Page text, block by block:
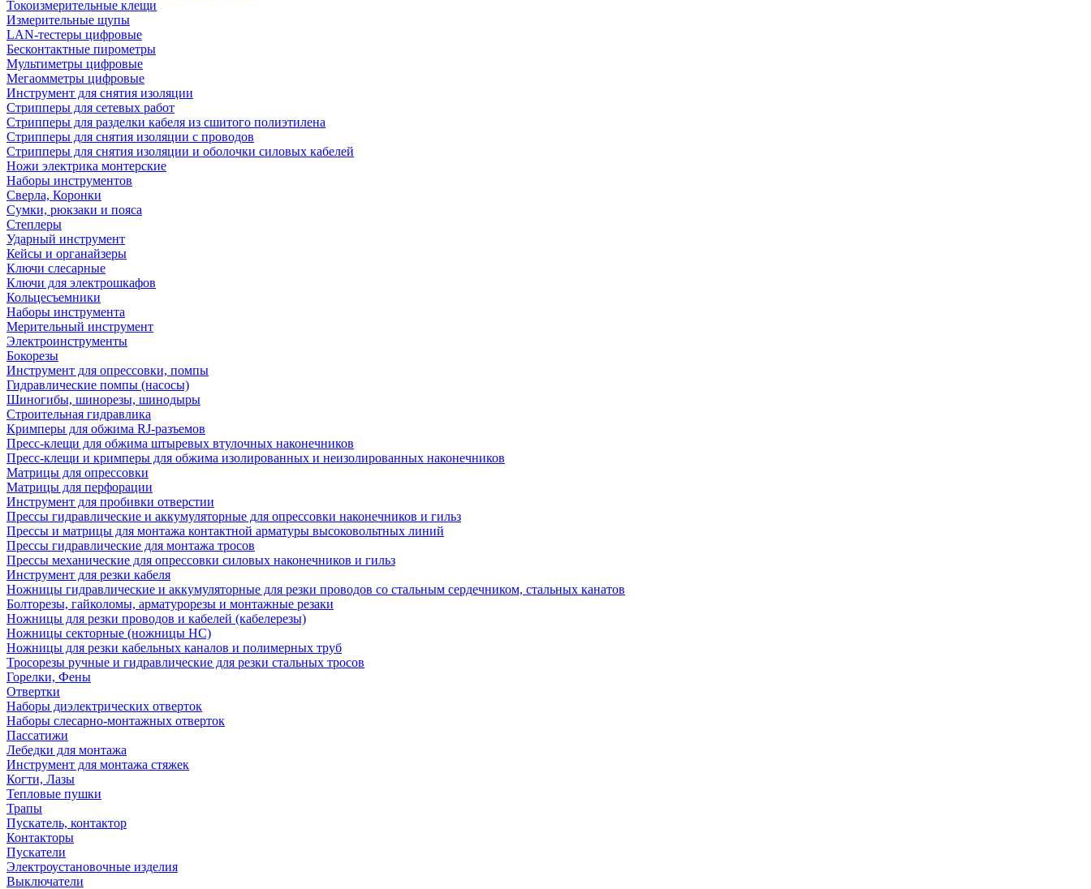
Токоизмерительные клещи
Измерительные щупы
LAN-тестеры цифровые
Бесконтактные пирометры
Мультиметры цифровые
Мегаомметры цифровые
Инструмент для снятия изоляции
Стрипперы для сетевых работ
Стрипперы для разделки кабеля из сшитого полиэтилена
Cтрипперы для снятия изоляции с проводов
Стрипперы для снятия изоляции и оболочки силовых кабелей
Ножи электрика монтерские
Наборы инструментов
Сверла, Коронки
Сумки, рюкзаки и пояса
Степлеры
Ударный инструмент
Кейсы и органайзеры
Ключи слесарные
Ключи для электрошкафов
Кольцесъемники
Наборы инструмента
Мерительный инструмент
Электроинструменты
Бокорезы
Инструмент для опрессовки, помпы
Гидравлические помпы (насосы)
Шиногибы, шинорезы, шинодыры
Строительная гидравлика
Кримперы для обжима RJ-разъемов
Пресс-клещи для обжима штыревых втулочных наконечников
Пресс-клещи и кримперы для обжима изолированных и неизолированных наконечников
Матрицы для опрессовки
Матрицы для перфорации
Инструмент для пробивки отверстии
Прессы гидравлические и аккумуляторные для опрессовки наконечников и гильз
Прессы и матрицы для монтажа контактной арматуры высоковольтных линий
Прессы гидравлические для монтажа тросов
Прессы механические для опрессовки силовых наконечников и гильз
Инструмент для резки кабеля
Ножницы гидравлические и аккумуляторные для резки проводов со стальным сердечником, стальных канатов
Болторезы, гайколомы, арматурорезы и монтажные резаки
Ножницы для резки проводов и кабелей (кабелерезы)
Ножницы секторные (ножницы НС)
Ножницы для резки кабельных каналов и полимерных труб
Тросорезы ручные и гидравлические для резки стальных тросов
Горелки, Фены
Отвертки
Наборы диэлектрических отверток
Наборы слесарно-монтажных отверток
Пассатижи
Лебедки для монтажа
Инструмент для монтажа стяжек
Когти, Лазы
Тепловые пушки
Трапы
Пускатель, контактор
Контакторы
Пускатели
Электроустановочные изделия
Выключатели